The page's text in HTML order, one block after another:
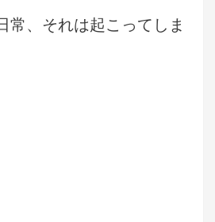
常、それは起こってしま